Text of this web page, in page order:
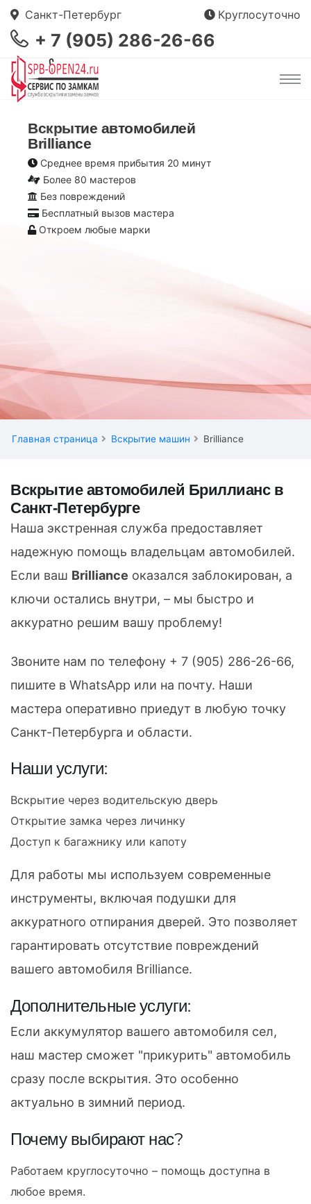
Санкт-Петербург Круглосуточно
+ 7 (905) 286-26-66
Вскрытие автомобилей
Brilliance
Среднее время прибытия 20 минут
Более 80 мастеров
Без повреждений
Бесплатный вызов мастера
Откроем любые марки
Главная страница Вскрытие машин Brilliance
Вскрытие автомобилей Бриллианс в
Санкт-Петербурге
Наша экстренная служба предоставляет
надежную помощь владельцам автомобилей.
Если ваш Brilliance оказался заблокирован, а
ключи остались внутри, – мы быстро и
аккуратно решим вашу проблему!
Звоните нам по телефону + 7 (905) 286-26-66,
пишите в WhatsApp или на почту. Наши
мастера оперативно приедут в любую точку
Санкт-Петербурга и области.
Наши услуги:
Вскрытие через водительскую дверь
Открытие замка через личинку
Доступ к багажнику или капоту
Для работы мы используем современные
инструменты, включая подушки для
аккуратного отпирания дверей. Это позволяет
гарантировать отсутствие повреждений
вашего автомобиля Brilliance.
Дополнительные услуги:
Если аккумулятор вашего автомобиля сел,
наш мастер сможет "прикурить" автомобиль
сразу после вскрытия. Это особенно
актуально в зимний период.
Почему выбирают нас?
Работаем круглосуточно – помощь доступна в
любое время.